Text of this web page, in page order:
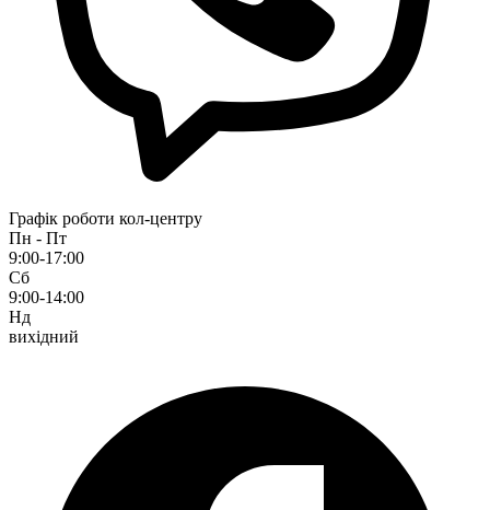
Графік роботи кол-центру
Пн - Пт
9:00-17:00
Сб
9:00-14:00
Нд
вихідний